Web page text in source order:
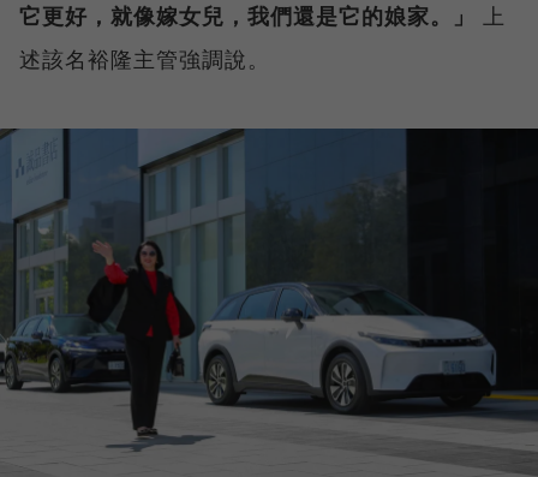
它更好，就像嫁女兒，我們還是它的娘家。」
上
述該名裕隆主管強調說。